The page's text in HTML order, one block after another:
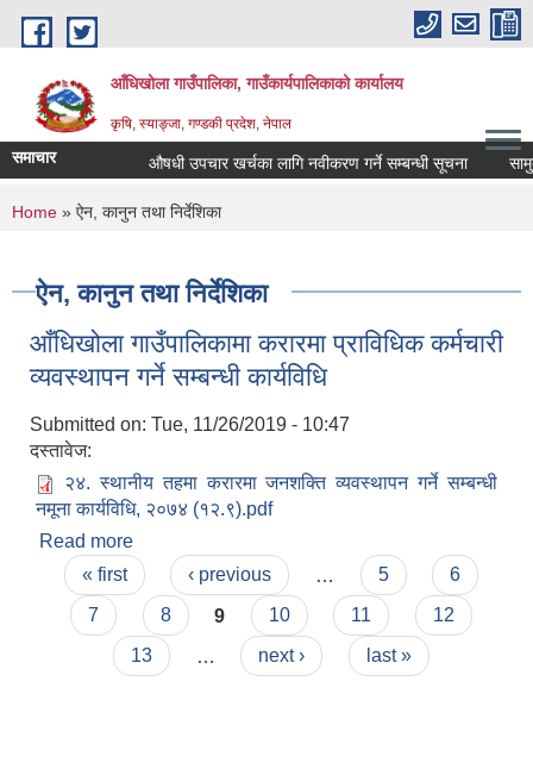
Skip to main content
आँधिखोला गाउँपालिका, गाउँकार्यपालिकाको कार्यालय
कृषि, स्याङ्जा, गण्डकी प्रदेश, नेपाल
समाचार औषधी उपचार खर्चका लागि नवीकरण गर्ने सम्बन्धी सूचना
You are here
Home » ऐन, कानुन तथा निर्देशिका
ऐन, कानुन तथा निर्देशिका
आँधिखोला गाउँपालिकामा करारमा प्राविधिक कर्मचारी
व्यवस्थापन गर्ने सम्बन्धी कार्यविधि
Submitted on: Tue, 11/26/2019 - 10:47
दस्तावेज:
२४. स्थानीय तहमा करारमा जनशक्ति व्यवस्थापन गर्ने सम्बन्धी
नमूना कार्यविधि, २०७४ (१२.९).pdf
Read more
कर्मचारी व्यवस्थापन गर्ने सम्बन्धी कार्यविधि
Pages
« first ‹ previous 5
6
7
8 9 10 11
12
13
next › last »